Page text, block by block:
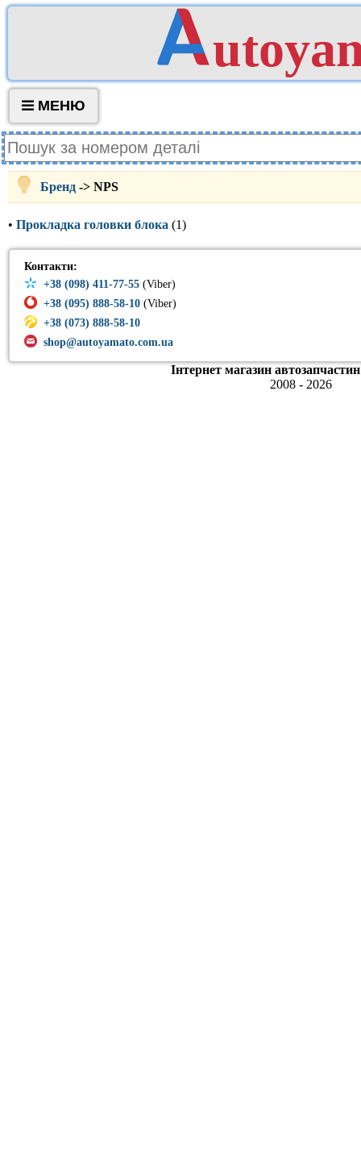
МЕНЮ
Бренд -> NPS
• Прокладка головки блока (1)
Контакти:
+38 (098) 411-77-55 (Viber)
+38 (095) 888-58-10 (Viber)
+38 (073) 888-58-10
shop@autoyamato.com.ua
Інтернет магазин
2008 - 2026